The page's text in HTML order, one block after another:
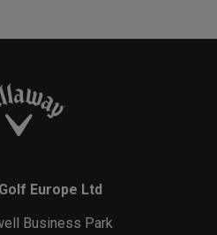
Europe Ltd
Business Park